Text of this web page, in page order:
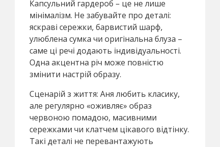
Капсульний гардероб – це не лише
мінімалізм. Не забувайте про деталі:
яскраві сережки, барвистий шарф,
улюблена сумка чи оригінальна блуза –
саме ці речі додають індивідуальності.
Одна акцентна річ може повністю
змінити настрій образу.
Сценарій з життя: Аня любить класику,
але регулярно «оживляє» образ
червоною помадою, масивними
сережками чи клатчем цікавого відтінку.
Такі деталі не перевантажують